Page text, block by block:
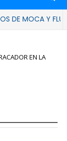
Y FLUP
EN LA